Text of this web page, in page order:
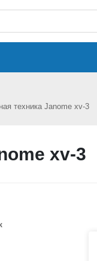
техника Janome xv-3
xv-3